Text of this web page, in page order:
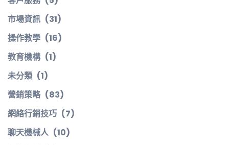
市場資訊 (31)
操作教學 (16)
教育機構 (1)
未分類 (1)
營銷策略 (83)
網絡行銷技巧 (7)
聊天機械人 (10)